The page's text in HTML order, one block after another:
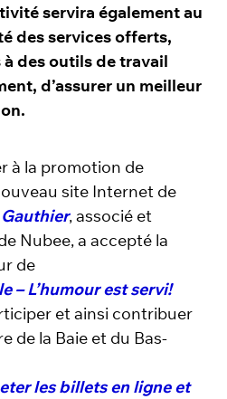
servira également au
des services offerts,
à des outils de travail
d’assurer un meilleur
à la promotion de
site Internet de
, associé et
Nubee, a accepté la
de
– L’humour est servi!
et ainsi contribuer
de la Baie et du Bas-
les billets en ligne et